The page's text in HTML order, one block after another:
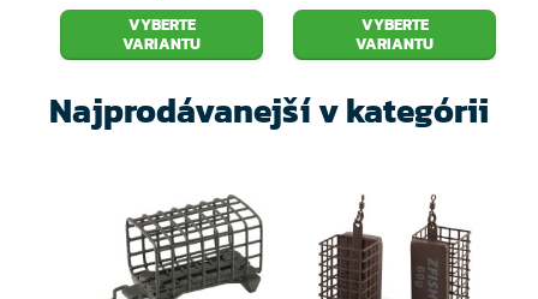
VYBERTE
VARIANTU
VYBERTE
VARIANTU
Najprodávanejší v kategórii